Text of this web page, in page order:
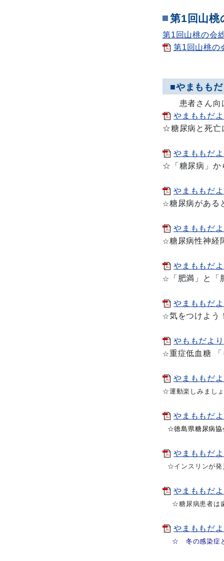
第1回山桃
第1回山桃の会
第1回山桃の
■やまもも
患者さん向
やまももだ
☆糖尿病と死亡
やまももだ
☆「糖尿病」か
やまももだ
☆糖尿病がある
やまももだ
☆糖尿病性神経
やまももだ
☆ 「肥満」と
やまももだ
☆気をつけよう
やももだよ
☆重症低血糖
やまももだ
☆運動楽しみまし
やまももだ
☆徳島県糖尿病協
やまももだ
☆インスリンが発
やまももだ
☆糖尿病患者は歯
やまももだ
☆ 冬の感染症